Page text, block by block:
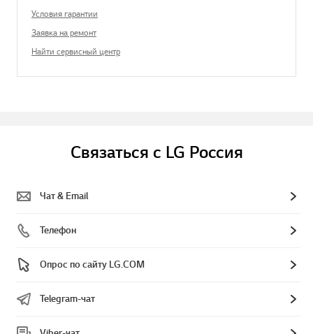
Условия гарантии
Заявка на ремонт
Найти сервисный центр
Связаться с LG Россия
Чат & Email
Телефон
Опрос по сайту LG.COM
Telegram-чат